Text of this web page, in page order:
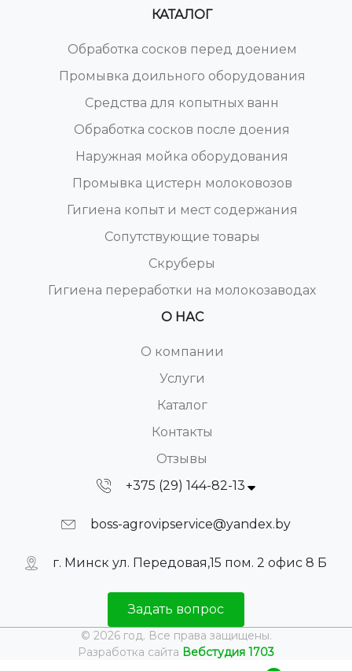
КАТАЛОГ
Обработка сосков перед доением
Промывка доильного оборудования
Средства для копытных ванн
Обработка сосков после доения
Наружная мойка оборудования
Промывка цистерн молоковозов
Гигиена копыт и мест содержания
Сопутствующие товары
Скруберы
Гигиена переработки на молокозаводах
О НАС
О компании
Услуги
Каталог
Контакты
Отзывы
+375 (29) 144-82-13
boss-agrovipservice@yandex.by
г. Минск ул. Передовая,15 пом. 2 офис 8 Б
Задать вопрос
© 2026 год. Все права защищены.
Разработка сайта Вебстудия 1703